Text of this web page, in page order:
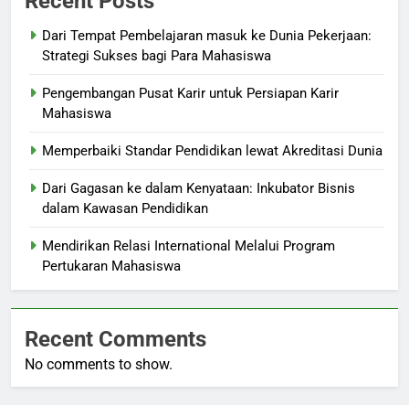
Dari Tempat Pembelajaran masuk ke Dunia Pekerjaan:
Strategi Sukses bagi Para Mahasiswa
Pengembangan Pusat Karir untuk Persiapan Karir
Mahasiswa
Memperbaiki Standar Pendidikan lewat Akreditasi Dunia
Dari Gagasan ke dalam Kenyataan: Inkubator Bisnis
dalam Kawasan Pendidikan
Mendirikan Relasi International Melalui Program
Pertukaran Mahasiswa
Recent Comments
No comments to show.